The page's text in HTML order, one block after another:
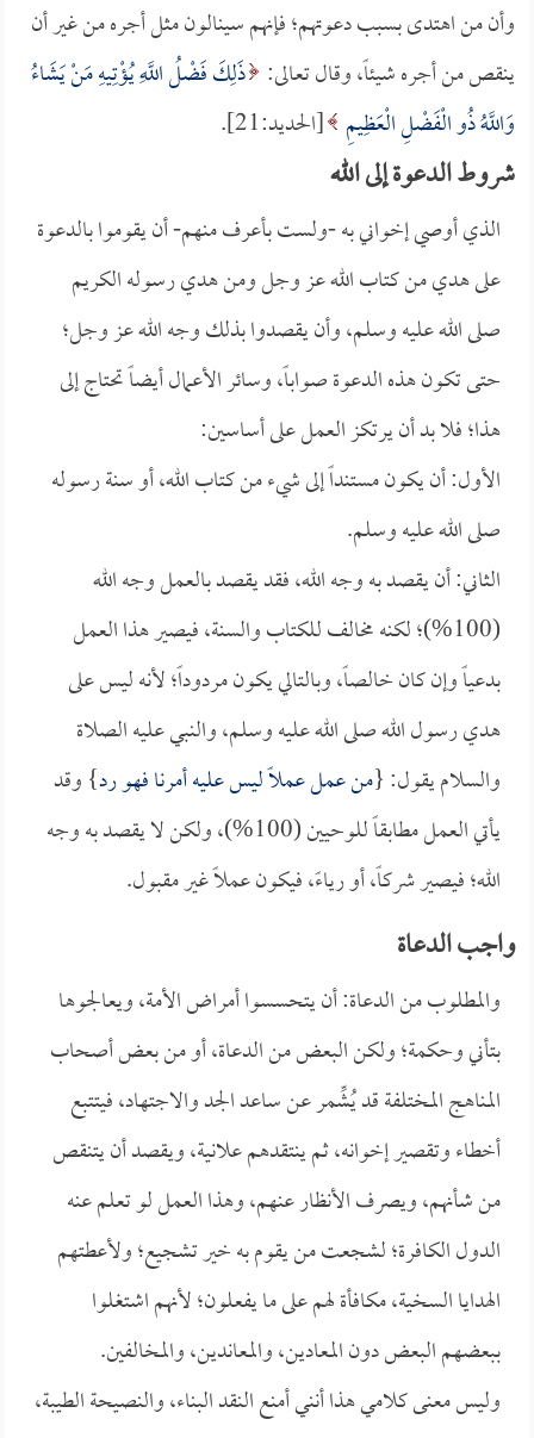
وأن من اهتدى بسبب دعوتهم؛ فإنهم سينالون مثل أجره من غير أن
ينقص من أجره شيئاً، وقال تعالى: ذَلِكَ فَضْلُ اللَّهِ يُؤْتِيهِ مَنْ يَشَاءُ
وَاللَّهُ ذُو الْفَضْلِ الْعَظِيمِ [الحديد:21].
شروط الدعوة إلى الله
الذي أوصي إخواني به -ولست بأعرف منهم- أن يقوموا بالدعوة
على هدي من كتاب الله عز وجل ومن هدي رسوله الكريم
صلى الله عليه وسلم، وأن يقصدوا بذلك وجه الله عز وجل؛
حتى تكون هذه الدعوة صواباً، وسائر الأعمال أيضاً تحتاج إلى
هذا؛ فلا بد أن يرتكز العمل على أساسين:
الأول: أن يكون مستنداً إلى شيء من كتاب الله، أو سنة رسوله
صلى الله عليه وسلم.
الثاني: أن يقصد به وجه الله، فقد يقصد بالعمل وجه الله
(100%)؛ لكنه مخالف للكتاب والسنة، فيصير هذا العمل
بدعياً وإن كان خالصاً، وبالتالي يكون مردوداً؛ لأنه ليس على
هدي رسول الله صلى الله عليه وسلم، والنبي عليه الصلاة
والسلام يقول: {من عمل عملاً ليس عليه أمرنا فهو رد} وقد
يأتي العمل مطابقاً للوحيين (100%)، ولكن لا يقصد به وجه
الله؛ فيصير شركاً، أو رياءً، فيكون عملاً غير مقبول.
واجب الدعاة
والمطلوب من الدعاة: أن يتحسسوا أمراض الأمة، ويعالجوها
بتأني وحكمة؛ ولكن البعض من الدعاة، أو من بعض أصحاب
المناهج المختلفة قد يُشِّمر عن ساعد الجد والاجتهاد، فيتتبع
أخطاء وتقصير إخوانه، ثم ينتقدهم علانية، ويقصد أن يتنقص
من شأنهم، ويصرف الأنظار عنهم، وهذا العمل لو تعلم عنه
الدول الكافرة؛ لشجعت من يقوم به خير تشجيع؛ ولأعطتهم
الهدايا السخية، مكافأة لهم على ما يفعلون؛ لأنهم اشتغلوا
ببعضهم البعض دون المعادين، والمعاندين، والمخالفين.
وليس معنى كلامي هذا أنني أمنع النقد البناء، والنصيحة الطيبة،